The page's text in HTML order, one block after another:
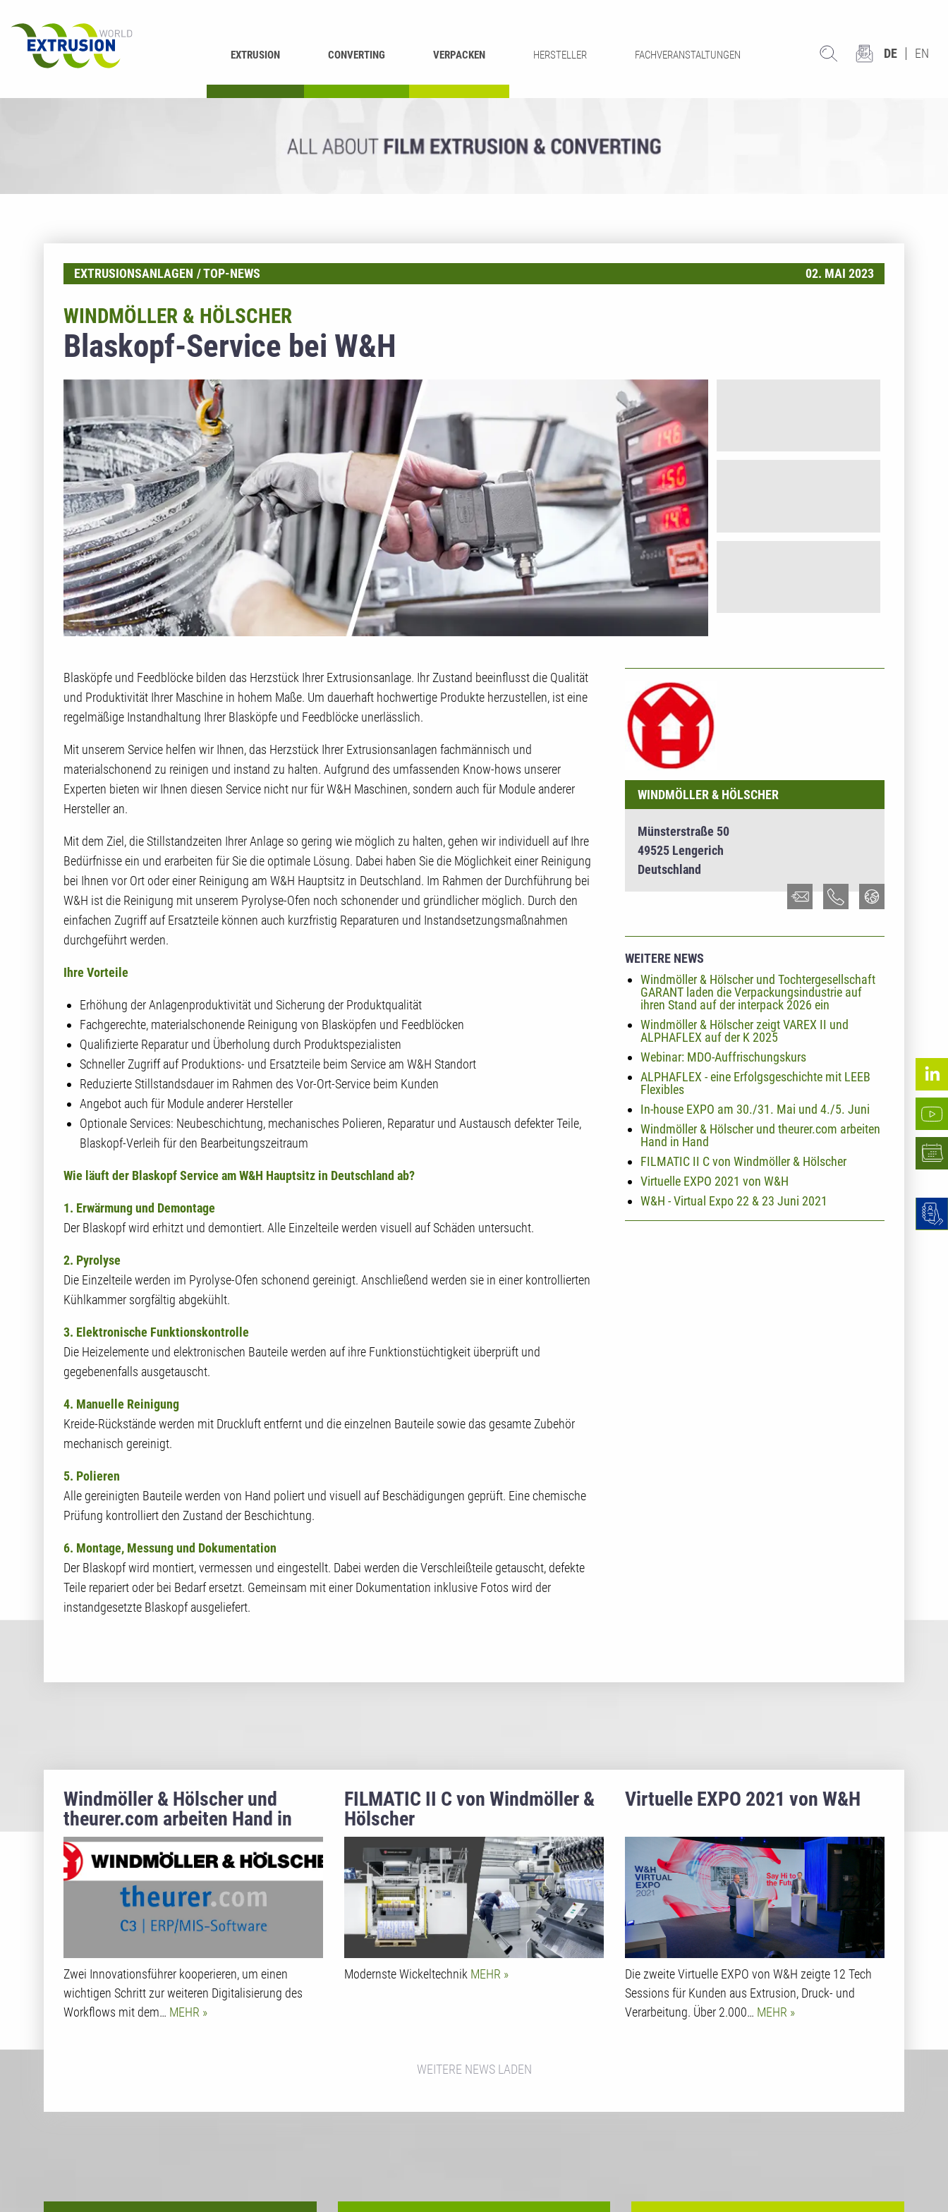
EXTRUSION CONVERTING VERPACKEN HERSTELLER FACHVERANSTALTUNGEN DE EN
EXTRUSIONSANLAGEN TOP-NEWS 02. MAI 2023
Blaskopf-Service bei W&H
WINDMÖLLER & HÖLSCHER
Blasköpfe und Feedblöcke bilden das Herzstück Ihrer Extrusionsanlage. Ihr Zustand beeinflusst die Qualität
und Produktivität Ihrer Maschine in hohem Maße. Um dauerhaft hochwertige Produkte herzustellen, ist eine
regelmäßige Instandhaltung Ihrer Blasköpfe und Feedblöcke unerlässlich.
Mit unserem Service helfen wir Ihnen, das Herzstück Ihrer Extrusionsanlagen fachmännisch und
materialschonend zu reinigen und instand zu halten. Aufgrund des umfassenden Know-hows unserer
Experten bieten wir Ihnen diesen Service nicht nur für W&H Maschinen, sondern auch für Module anderer
Hersteller an.
Mit dem Ziel, die Stillstandzeiten Ihrer Anlage so gering wie möglich zu halten, gehen wir individuell auf Ihre
Bedürfnisse ein und erarbeiten für Sie die optimale Lösung. Dabei haben Sie die Möglichkeit einer Reinigung
bei Ihnen vor Ort oder einer Reinigung am W&H Hauptsitz in Deutschland. Im Rahmen der Durchführung bei
W&H ist die Reinigung mit unserem Pyrolyse-Ofen noch schonender und gründlicher möglich. Durch den
einfachen Zugriff auf Ersatzteile können auch kurzfristig Reparaturen und Instandsetzungsmaßnahmen
durchgeführt werden.
Ihre Vorteile
Erhöhung der Anlagenproduktivität und Sicherung der Produktqualität
Fachgerechte, materialschonende Reinigung von Blasköpfen und Feedblöcken
Qualifizierte Reparatur und Überholung durch Produktspezialisten
Schneller Zugriff auf Produktions- und Ersatzteile beim Service am W&H Standort
Reduzierte Stillstandsdauer im Rahmen des Vor-Ort-Service beim Kunden
Angebot auch für Module anderer Hersteller
Optionale Services: Neubeschichtung, mechanisches Polieren, Reparatur und Austausch defekter Teile,
Blaskopf-Verleih für den Bearbeitungszeitraum
Wie läuft der Blaskopf Service am W&H Hauptsitz in Deutschland ab?
1. Erwärmung und Demontage
Der Blaskopf wird erhitzt und demontiert. Alle Einzelteile werden visuell auf Schäden untersucht.
2. Pyrolyse
Die Einzelteile werden im Pyrolyse-Ofen schonend gereinigt. Anschließend werden sie in einer kontrollierten
Kühlkammer sorgfältig abgekühlt.
3. Elektronische Funktionskontrolle
Die Heizelemente und elektronischen Bauteile werden auf ihre Funktionstüchtigkeit überprüft und
gegebenenfalls ausgetauscht.
4. Manuelle Reinigung
Kreide-Rückstände werden mit Druckluft entfernt und die einzelnen Bauteile sowie das gesamte Zubehör
mechanisch gereinigt.
5. Polieren
Alle gereinigten Bauteile werden von Hand poliert und visuell auf Beschädigungen geprüft. Eine chemische
Prüfung kontrolliert den Zustand der Beschichtung.
6. Montage, Messung und Dokumentation
Der Blaskopf wird montiert, vermessen und eingestellt. Dabei werden die Verschleißteile getauscht, defekte
Teile repariert oder bei Bedarf ersetzt. Gemeinsam mit einer Dokumentation inklusive Fotos wird der
instandgesetzte Blaskopf ausgeliefert.
WINDMÖLLER & HÖLSCHER
Münsterstraße 50
49525 Lengerich
Deutschland
WEITERE NEWS
Windmöller & Hölscher und Tochtergesellschaft
GARANT laden die Verpackungsindustrie auf
ihren Stand auf der interpack 2026 ein
Windmöller & Hölscher zeigt VAREX II und
ALPHAFLEX auf der K 2025
Webinar: MDO-Auffrischungskurs
ALPHAFLEX - eine Erfolgsgeschichte mit LEEB
Flexibles
In-house EXPO am 30./31. Mai und 4./5. Juni
Windmöller & Hölscher und theurer.com arbeiten
Hand in Hand
FILMATIC II C von Windmöller & Hölscher
Virtuelle EXPO 2021 von W&H
W&H - Virtual Expo 22 & 23 Juni 2021
Windmöller & Hölscher und
theurer.com arbeiten Hand in
Hand
Zwei Innovationsführer kooperieren, um einen
wichtigen Schritt zur weiteren Digitalisierung des
Workflows mit dem… MEHR
FILMATIC II C von Windmöller &
Hölscher
Modernste Wickeltechnik MEHR
Virtuelle EXPO 2021 von W&H
Die zweite Virtuelle EXPO von W&H zeigte 12 Tech
Sessions für Kunden aus Extrusion, Druck- und
Verarbeitung. Über 2.000… MEHR
WEITERE NEWS LADEN